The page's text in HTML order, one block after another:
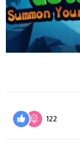
122